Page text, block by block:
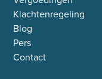
Klachtenregeling
Blog
Pers
Contact